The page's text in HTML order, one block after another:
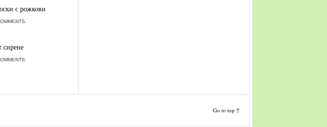
с рожкови
сирене
Go to top ↑